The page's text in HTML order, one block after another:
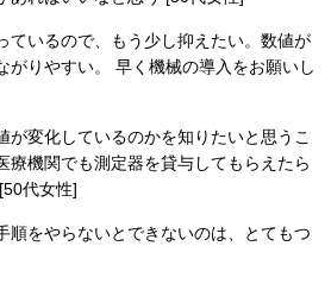
ているので、もう少し抑えたい。数値が
がりやすい。 早く機械の導入をお願いし
が変化しているのかを知りたいと思うこ
療機関でも測定器を貸与してもらえたら
代女性]
順をやらないとできないのは、とてもつ